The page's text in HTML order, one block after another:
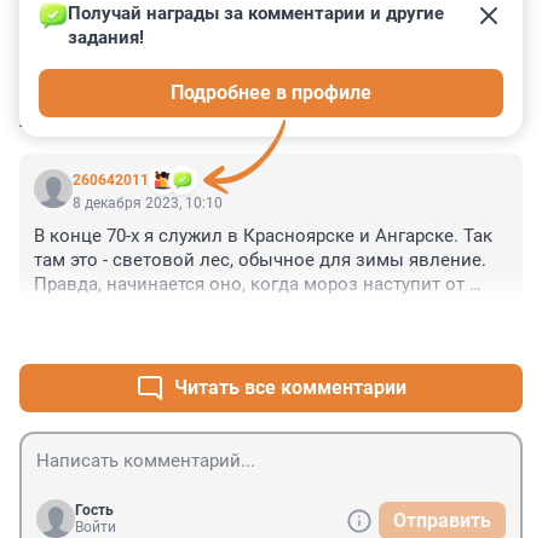
КОММЕНТАРИИ 1
260642011
Получай награды за комментарии и другие
задания!
Подробнее в профиле
8 декабря 2023, 10:10
В конце 70-х я служил в Красноярске и Ангарске. Так
там это - световой лес, обычное для зимы явление.
Правда, начинается оно, когда мороз наступит от
Читать все комментарии
Гость
Войти
Отправить